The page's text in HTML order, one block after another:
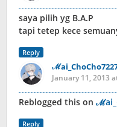
saya pilih yg B.A.P
tapi tetep kece
Reply
January 11, 2013
Reblogged this on
Reply